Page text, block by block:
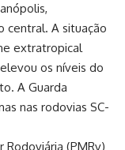
central. A situação
extratropical
os níveis do
A Guarda
nas rodovias SC-
Rodoviária (PMRv)